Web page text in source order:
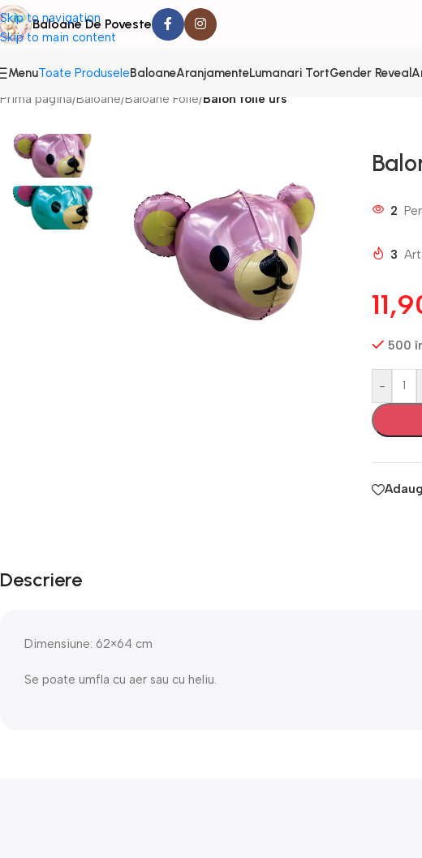
Skip to navigation
Skip to main content
Baloane De Poveste
MenuToate ProduseleBaloaneAranjamenteLumanari TortGender Reveal
Prima pagină/Baloane/Baloane Folie/Balon folie urs
2
3
500
-
Descriere
Dimensiune: 62×64 cm
Se poate umfla cu aer sau cu heliu.